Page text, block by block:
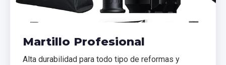
Martillo Profesional
Alta durabilidad para todo tipo de reformas y